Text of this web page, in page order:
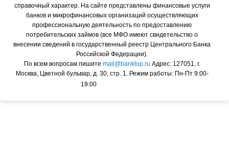
справочный характер. На сайте представлены финансовые услуги
банков и микрофинансовых организаций осуществляющих
профессиональную деятельность по предоставлению
потребительских займов (все МФО имеют свидетельство о
внесении сведений в государственный реестр Центрального Банка
Российской Федерации).
По всем вопросам пишите mail@banktop.ru Адрес: 127051, г.
Москва, Цветной бульвар, д. 30, стр. 1. Режим работы: Пн-Пт 9:00-
19:00